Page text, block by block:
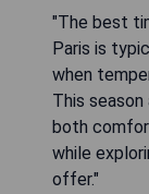
"The best
Paris is
when
This
both
while
offer."